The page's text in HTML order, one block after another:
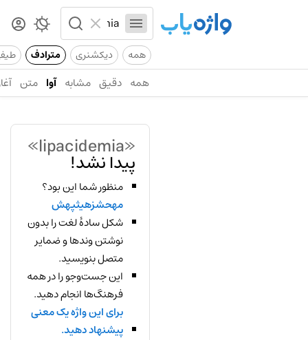
همه دیکشنری مترادف
همه دقیق مشابه آوا متن
«lipacidemia»
پیدا نشد!
منظور شما این بود؟
مهحشزهیثپهش
شکل سادهٔ لغت را بدون
نوشتن وندها و ضمایر
متصل بنویسید.
این جست‌وجو را در همه
فرهنگ‌ها انجام دهید.
برای این واژه یک معنی
پیشنهاد دهید.